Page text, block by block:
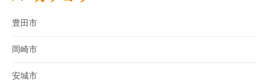
豊田市
岡崎市
安城市